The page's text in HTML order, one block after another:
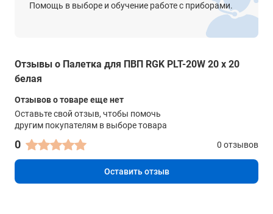
Помощь в выборе и обучение работе с приборами.
Отзывы о Палетка для ПВП RGK PLT-20W 20 x 20
белая
Отзывов о товаре еще нет
Оставьте свой отзыв, чтобы помочь
другим покупателям в выборе товара
0 0 отзывов
Оставить отзыв